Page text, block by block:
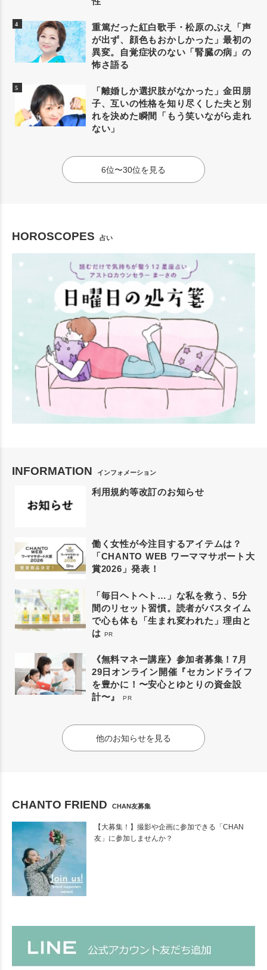
重篤だった紅白歌手・松原のぶえ「声
が出ず、顔色もおかしかった」最初の
異変。自覚症状のない「腎臓の病」の
怖さ語る
「離婚しか選択肢がなかった」金田朋
子、互いの性格を知り尽くした夫と別
れを決めた瞬間「もう笑いながら走れ
ない」
6位〜30位を見る
HOROSCOPES 占い
INFORMATION インフォメーション
利用規約等改訂のお知らせ
働く女性が今注目するアイテムは？
「CHANTO WEB ワーママサポート大
賞2026」発表！
「毎日ヘトヘト…」な私を救う、5分
間のリセット習慣。読者がバスタイム
で心も体も「生まれ変われた」理由と
は PR
《無料マネー講座》参加者募集！7月
29日オンライン開催『セカンドライフ
を豊かに！〜安心とゆとりの資金設
計〜』
PR
他のお知らせを見る
CHANTO FRIEND CHAN友募集
【大募集！】撮影や企画に参加できる「CHAN
友」に参加しませんか？